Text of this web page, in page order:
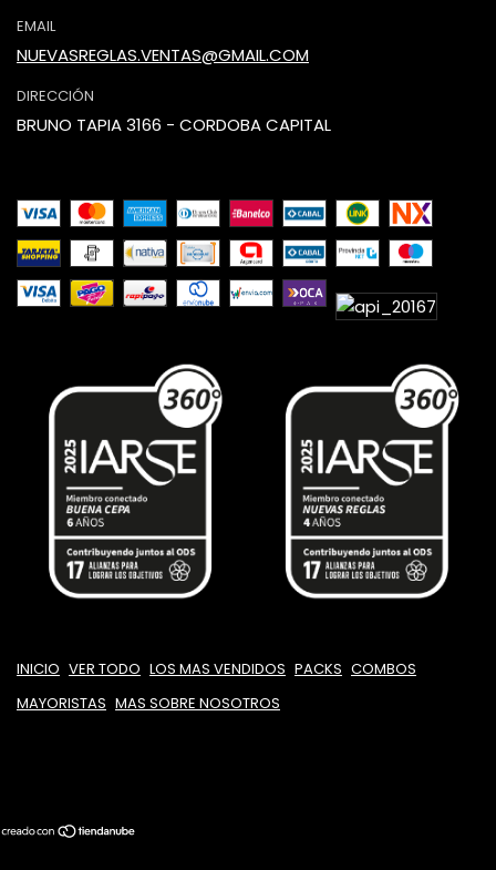
EMAIL
NUEVASREGLAS.VENTAS@GMAIL.COM
DIRECCIÓN
BRUNO TAPIA 3166 - CORDOBA CAPITAL
INICIO VER TODO LOS MAS VENDIDOS PACKS COMBOS
MAYORISTAS MAS SOBRE NOSOTROS